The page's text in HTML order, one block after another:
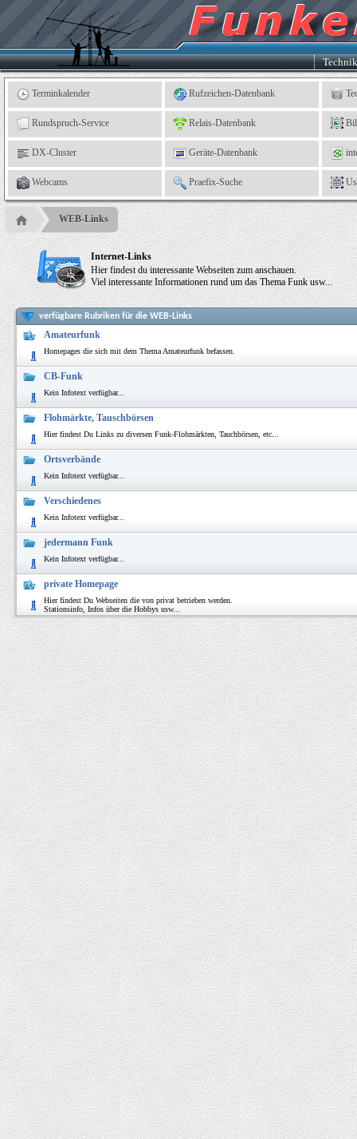
Kleingartenverein
e.
V.,
Leinefelde
Terminkalender Rufzeichen-Datenbank
Rundspruch-Service Relais-Datenbank
DX-Cluster Geräte-Datenbank
Webcams Praefix-Suche
WEB-Links
Internet-Links
Hier findest du interessante Webseiten zum anschauen.
Viel interessante Informationen rund um das Thema Funk usw...
verfügbare Rubriken für die WEB-Links
Amateurfunk
Homepages die sich mit dem Thema Amateurfunk befassen.
CB-Funk
Kein Infotext verfügbar...
Flohmärkte, Tauschbörsen
Hier findest Du Links zu diversen Funk-Flohmärkten, Tauchbörsen, etc...
Ortsverbände
Kein Infotext verfügbar...
Verschiedenes
Kein Infotext verfügbar...
jedermann Funk
Kein Infotext verfügbar...
private Homepage
Hier findest Du Webseiten die von privat betrieben werden.
Stationsinfo, Infos über die Hobbys usw...